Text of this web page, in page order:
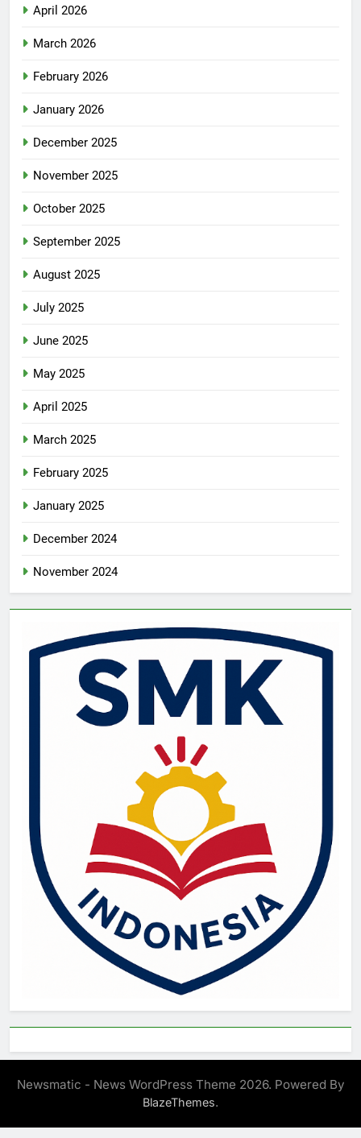
April 2026
March 2026
February 2026
January 2026
December 2025
November 2025
October 2025
September 2025
August 2025
July 2025
June 2025
May 2025
April 2025
March 2025
February 2025
January 2025
December 2024
November 2024
Newsmatic - News WordPress Theme 2026. Powered By
BlazeThemes.